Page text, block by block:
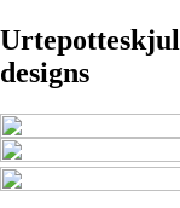
designs